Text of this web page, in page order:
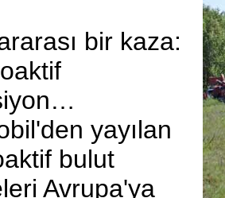
bir kaza:
yayılan
bulut
Avrupa'ya